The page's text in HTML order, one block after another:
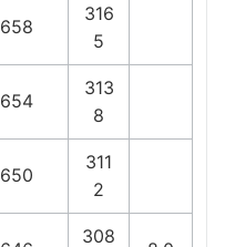
658
316
5
654
313
8
650
311
2
308